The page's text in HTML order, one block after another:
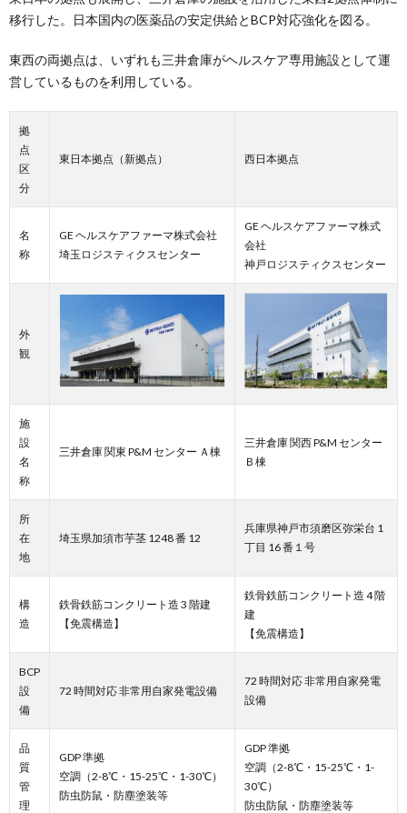
移行した。日本国内の医薬品の安定供給とBCP対応強化を図る。
東西の両拠点は、いずれも三井倉庫がヘルスケア専用施設として運
営しているものを利用している。
拠
点
区
分
東日本拠点（新拠点） 西日本拠点
名
称
GE ヘルスケアファーマ株式会社
埼玉ロジスティクスセンター
GE ヘルスケアファーマ株式
会社
神戸ロジスティクスセンター
外
観
施
設
名
称
三井倉庫 関東 P&M センター Ａ棟
三井倉庫 関西 P&M センター
Ｂ棟
所
在
地
埼玉県加須市芋茎 1248 番 12
兵庫県神戸市須磨区弥栄台 1
丁目 16 番１号
構
造
鉄骨鉄筋コンクリート造 3 階建
【免震構造】
鉄骨鉄筋コンクリート造 4 階
建
【免震構造】
BCP
設
備
72 時間対応 非常用自家発電設備
72 時間対応 非常用自家発電
設備
品
質
管
理
GDP 準拠
空調（2-8℃・15-25℃・1-30℃）
防虫防鼠・防塵塗装等
GDP 準拠
空調（2-8℃・15-25℃・1-
30℃）
防虫防鼠・防塵塗装等